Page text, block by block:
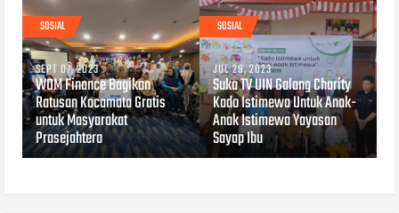
SOSIAL
SEPT 07, 2023
WOM Finance Bagikan
Ratusan Kacamata Gratis
untuk Masyarakat
Prasejahtera
SOSIAL
JUL 29, 2023
Suka TV UIN Galang Charity
Kado Istimewa Untuk Anak-
Anak Istimewa Yayasan
Sayap Ibu